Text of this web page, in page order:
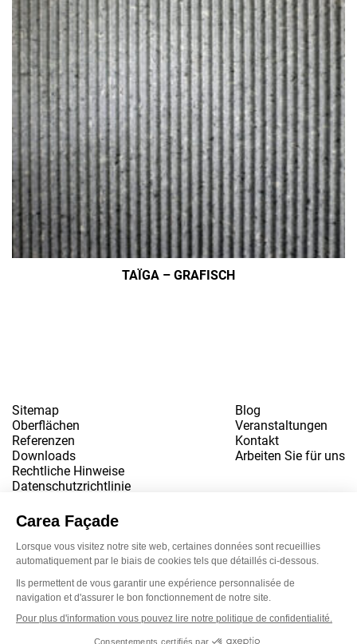
TAÏGA – GRAFISCH
Sitemap
Oberflächen
Referenzen
Downloads
Blog
Veranstaltungen
Kontakt
Arbeiten Sie für uns
Rechtliche Hinweise
Datenschutzrichtlinie
Entworfen und gestaltet von der Agentur customR
Newsletter
LinkedIn
Instagram
YouTube